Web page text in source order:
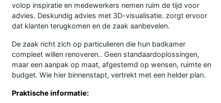
volop inspiratie en medewerkers nemen ruim de tijd voor
advies. Deskundig advies met 3D-visualisatie. zorgt ervoor
dat klanten terugkomen en de zaak aanbevelen.
De zaak richt zich op particulieren die hun badkamer
compleet willen renoveren.. Geen standaardoplossingen,
maar een aanpak op maat, afgestemd op wensen, ruimte en
budget. Wie hier binnenstapt, vertrekt met een helder plan.
Praktische informatie: